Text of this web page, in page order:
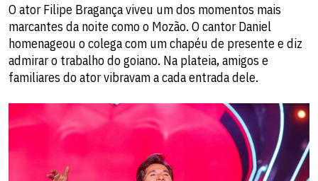
O ator Filipe Bragança viveu um dos momentos mais
marcantes da noite como o Mozão. O cantor Daniel
homenageou o colega com um chapéu de presente e diz
admirar o trabalho do goiano. Na plateia, amigos e
familiares do ator vibravam a cada entrada dele.